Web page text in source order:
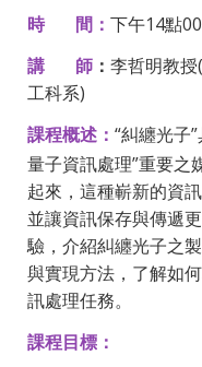
時 間： 下午14點
講
師 ： 李哲明教
工科系)
課程概述 ： “糾纏光子
量子資訊處理”重要之
起來， 這種嶄新的資
並讓資訊保存與傳遞
驗， 介紹糾纏光子之
與實現方法， 了解如
訊處理任務。
課程目標 ：